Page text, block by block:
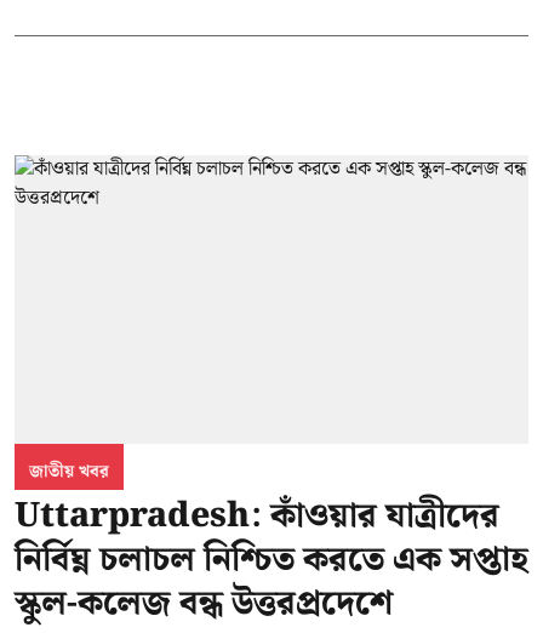
জাতীয় খবর
Uttarpradesh: কাঁওয়ার যাত্রীদের
নির্বিঘ্ন চলাচল নিশ্চিত করতে এক সপ্তাহ
স্কুল-কলেজ বন্ধ উত্তরপ্রদেশে